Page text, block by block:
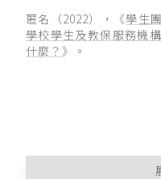
匿名（2022），《學生
學校學生及教保服務機
什麼？》。